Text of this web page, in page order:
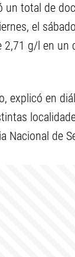
un total de
el
2,71 g/l en un
explicó en
Nacional de